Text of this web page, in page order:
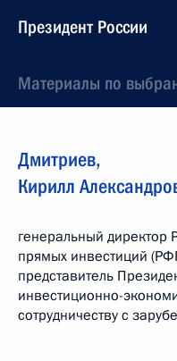
Президент России
Материалы по
Дмитриев,
Кирилл
генеральный директор
прямых инвестиций
представитель
инвестиционно-
сотрудничеству с